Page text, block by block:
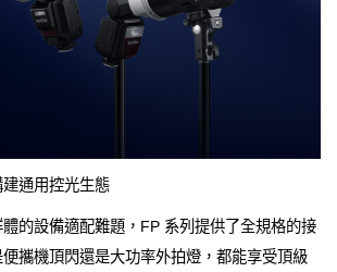
通用控光生態
的設備適配難題，FP 系列提供了全規格的接
攜機頂閃還是大功率外拍燈，都能享受頂級